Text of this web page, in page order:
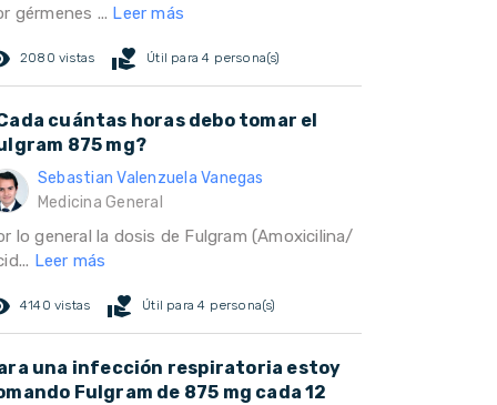
gérmenes ... Leer más
2080 vistas volunteer_activism Útil para 4 persona(s)
cuántas horas debo tomar el
875 mg?
Sebastian Valenzuela Vanegas
Medicina General
lo general la dosis de Fulgram (Amoxicilina/
Leer más
4140 vistas volunteer_activism Útil para 4 persona(s)
una infección respiratoria estoy
Fulgram de 875 mg cada 12